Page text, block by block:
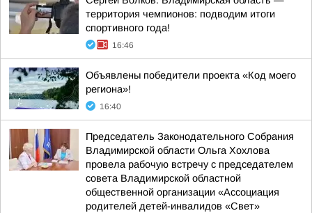
территория чемпионов: подводим итоги
спортивного года!
16:46
Объявлены победители проекта «Код моего
региона»!
16:40
Председатель Законодательного Собрания
Владимирской области Ольга Хохлова
провела рабочую встречу с председателем
совета Владимирской областной
общественной организации «Ассоциация
родителей детей-инвалидов «Свет»